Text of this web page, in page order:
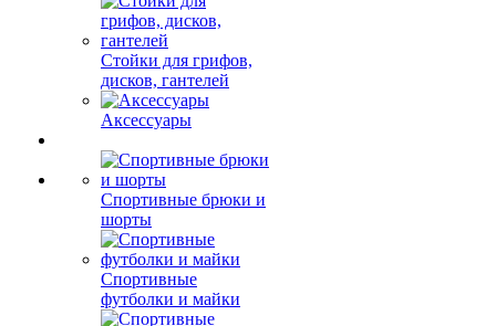
Стойки для грифов,
дисков, гантелей
Аксессуары
Спортивные брюки и
шорты
Спортивные
футболки и майки